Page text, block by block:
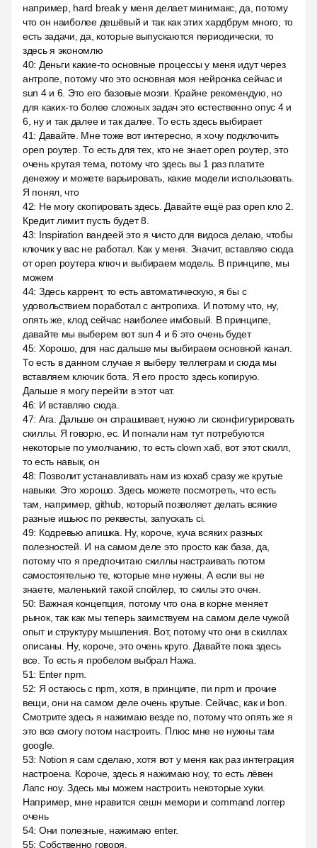
например, hard break у меня делает минимакс, да, потому
что он наиболее дешёвый и так как этих хардбрум много, то
есть задачи, да, которые выпускаются периодически, то
здесь я экономлю
40: Деньги какие-то основные процессы у меня идут через
антропе, потому что это основная моя нейронка сейчас и
sun 4 и 6. Это его базовые мозги. Крайне рекомендую, но
для каких-то более сложных задач это естественно опус 4 и
6, ну и так далее и так далее. То есть здесь выбирает
41: Давайте. Мне тоже вот интересно, я хочу подключить
open роутер. То есть для тех, кто не знает open роутер, это
очень крутая тема, потому что здесь вы 1 раз платите
денежку и можете варьировать, какие модели использовать.
Я понял, что
42: Не могу скопировать здесь. Давайте ещё раз open кло 2.
Кредит лимит пусть будет 8.
43: Inspiration вандеей это я чисто для видоса делаю, чтобы
ключик у вас не работал. Как у меня. Значит, вставляю сюда
от open роутера ключ и выбираем модель. В принципе, мы
можем
44: Здесь каррент, то есть автоматическую, я бы с
удовольствием поработал с антропиха. И потому что, ну,
опять же, клод сейчас наиболее имбовый. В принципе,
давайте мы выберем вот sun 4 и 6 это очень будет
45: Хорошо, для нас дальше мы выбираем основной канал.
То есть в данном случае я выберу теллеграм и сюда мы
вставляем ключик бота. Я его просто здесь копирую.
Дальше я могу перейти в этот чат.
46: И вставляю сюда.
47: Ага. Дальше он спрашивает, нужно ли сконфигурировать
скиллы. Я говорю, ес. И погнали нам тут потребуются
некоторые по умолчанию, то есть clown хаб, вот этот скилл,
то есть навык, он
48: Позволит устанавливать нам из кохаб сразу же крутые
навыки. Это хорошо. Здесь можете посмотреть, что есть
там, например, github, который позволяет делать всякие
разные ишьюс по реквесты, запускать ci.
49: Кодревью апишка. Ну, короче, куча всяких разных
полезностей. И на самом деле это просто как база, да,
потому что я предпочитаю скиллы настраивать потом
самостоятельно те, которые мне нужны. А если вы не
знаете, маленький такой спойлер, то скилы это очен.
50: Важная концепция, потому что она в корне меняет
рынок, так как мы теперь заимствуем на самом деле чужой
опыт и структуру мышления. Вот, потому что они в скиллах
описаны. Ну, короче, это очень круто. Давайте пока здесь
все. То есть я пробелом выбрал Нажа.
51: Enter npm.
52: Я остаюсь с npm, хотя, в принципе, пи npm и прочие
вещи, они на самом деле очень крутые. Сейчас, как и bon.
Смотрите здесь я нажимаю везде no, потому что опять же я
это все смогу потом настроить. Плюс мне не нужны там
google.
53: Notion я сам сделаю, хотя вот у меня как раз интеграция
настроена. Короче, здесь я нажимаю ноу, то есть лёвен
Лапс ноу. Здесь мы можем настроить некоторые хуки.
Например, мне нравится сешн мемори и command логгер
очень
54: Они полезные, нажимаю enter.
55: Собственно говоря.